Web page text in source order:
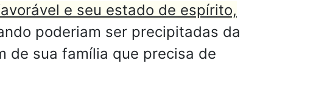
e seu estado de espírito,
poderiam ser precipitadas da
de sua família que precisa de